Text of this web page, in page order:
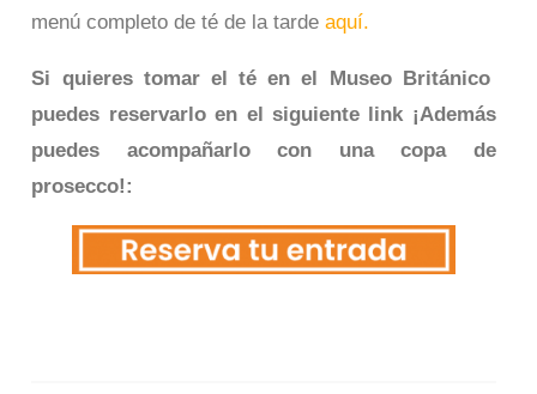
menú completo de té de la tardeaquí.
Si quieres tomar el té en el Museo Británico
puedes reservarlo en el siguiente link ¡Además
puedes acompañarlo con una copa de
prosecco!: